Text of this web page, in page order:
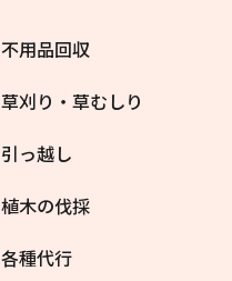
不用品回収
草刈り・草むしり
引っ越し
植木の伐採
各種代行